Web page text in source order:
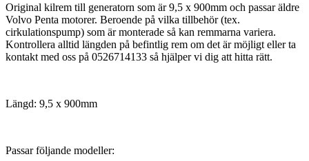
Original kilrem till generatorn som är 9,5 x 900mm och passar äldre
Volvo Penta motorer. Beroende på vilka tillbehör (tex.
cirkulationspump) som är monterade så kan remmarna variera.
Kontrollera alltid längden på befintlig rem om det är möjligt eller ta
kontakt med oss på 0526714133 så hjälper vi dig att hitta rätt.
Längd: 9,5 x 900mm
Passar följande modeller: